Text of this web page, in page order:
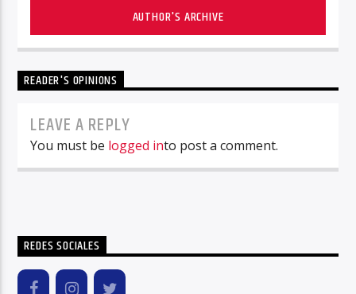
AUTHOR'S ARCHIVE
READER'S OPINIONS
LEAVE A REPLY
You must be logged into post a comment.
REDES SOCIALES